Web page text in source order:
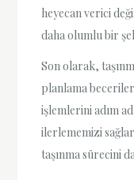
heyecan verici
daha olumlu bir
Son olarak,
planlama
işlemlerini adım
ilerlememizi
taşınma sürecini